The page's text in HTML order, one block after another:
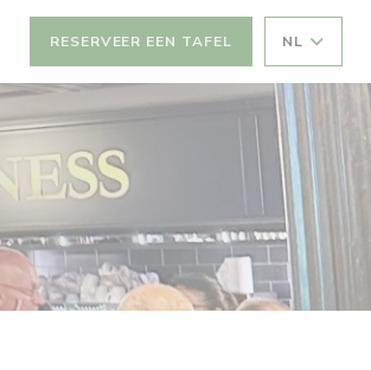
RESERVEER EEN TAFEL NL